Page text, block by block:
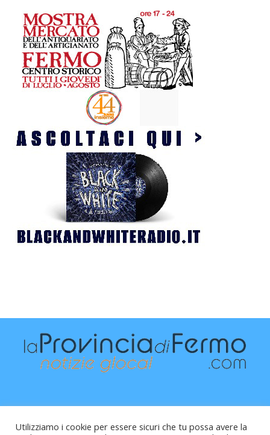
Utilizziamo i cookie per essere sicuri che tu possa avere la